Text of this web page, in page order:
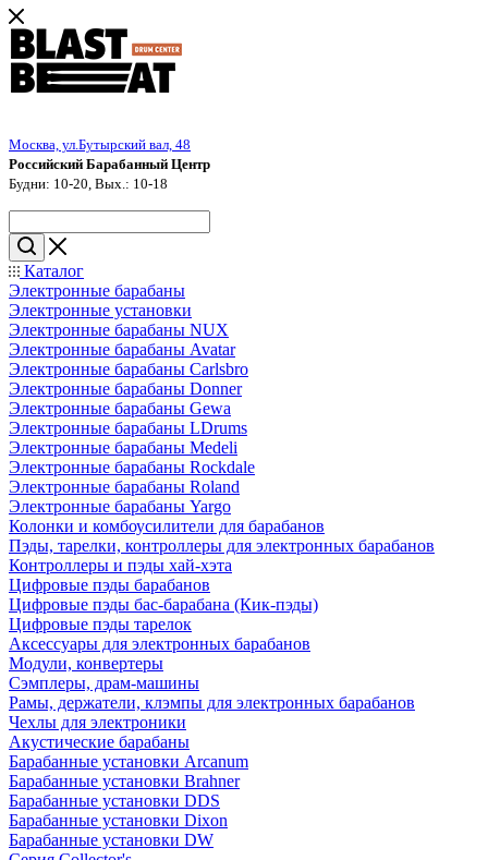
Москва, ул.Бутырский вал, 48
Российский Барабанный Центр
Будни: 10-20, Вых.: 10-18
Каталог
Электронные барабаны
Электронные установки
Электронные барабаны NUX
Электронные барабаны Avatar
Электронные барабаны Carlsbro
Электронные барабаны Donner
Электронные барабаны Gewa
Электронные барабаны LDrums
Электронные барабаны Medeli
Электронные барабаны Rockdale
Электронные барабаны Roland
Электронные барабаны Yargo
Колонки и комбоусилители для барабанов
Пэды, тарелки, контроллеры для электронных барабанов
Контроллеры и пэды хай-хэта
Цифровые пэды барабанов
Цифровые пэды бас-барабана (Кик-пэды)
Цифровые пэды тарелок
Аксессуары для электронных барабанов
Модули, конвертеры
Сэмплеры, драм-машины
Рамы, держатели, клэмпы для электронных барабанов
Чехлы для электроники
Акустические барабаны
Барабанные установки Arcanum
Барабанные установки Brahner
Барабанные установки DDS
Барабанные установки Dixon
Барабанные установки DW